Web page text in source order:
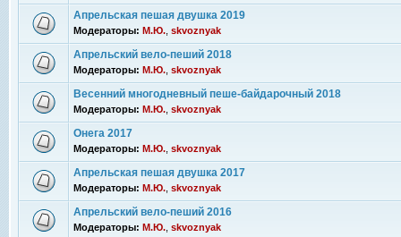
Апрельская пешая двушка 2019
Модераторы: М.Ю. skvoznyak
Апрельский вело-пеший 2018
Модераторы: М.Ю. skvoznyak
Весенний многодневный пеше-байдарочный 2018
Модераторы: М.Ю. skvoznyak
Онега 2017
Модераторы: М.Ю. skvoznyak
Апрельская пешая двушка 2017
Модераторы: М.Ю. skvoznyak
Апрельский вело-пеший 2016
Модераторы: М.Ю. skvoznyak